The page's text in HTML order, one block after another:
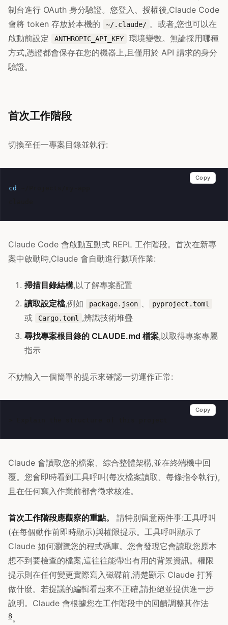
制台進行 OAuth 身分驗證。您登入、授權後,Claude Code
會將 token 存放於本機的
~/.claude/ 。或者,您也可以在
啟動前設定
ANTHROPIC_API_KEY
環境變數。無論採用哪種
方式,憑證都會保存在您的機器上,且僅用於 API 請求的身分
驗證。
首次工作階段
切換至任一專案目錄並執行:
cd
Copy
Claude Code 會啟動互動式 REPL 工作階段。首次在新專
案中啟動時,Claude 會自動進行數項作業:
掃描目錄結構,以了解專案配置
讀取設定檔,例如 package.json pyproject.toml
或 Cargo.toml
,辨識技術堆疊
尋找專案根目錄的 CLAUDE.md 檔案,以取得專案專屬
指示
不妨輸入一個簡單的提示來確認一切運作正常:
Copy
Claude 會讀取您的檔案、綜合整體架構,並在終端機中回
覆。您會即時看到工具呼叫(每次檔案讀取、每條指令執行),
且在任何寫入作業前都會徵求核准。
首次工作階段應觀察的重點。
請特別留意兩件事:工具呼叫
(在每個動作前即時顯示)與權限提示。工具呼叫顯示了
Claude 如何瀏覽您的程式碼庫。您會發現它會讀取您原本
想不到要檢查的檔案,這往往能帶出有用的背景資訊。權限
提示則在任何變更實際寫入磁碟前,清楚顯示 Claude 打算
做什麼。若提議的編輯看起來不正確,請拒絕並提供進一步
說明。Claude 會根據您在工作階段中的回饋調整其作法
8。